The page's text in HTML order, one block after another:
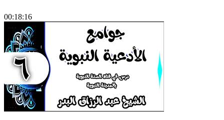
00:18:16